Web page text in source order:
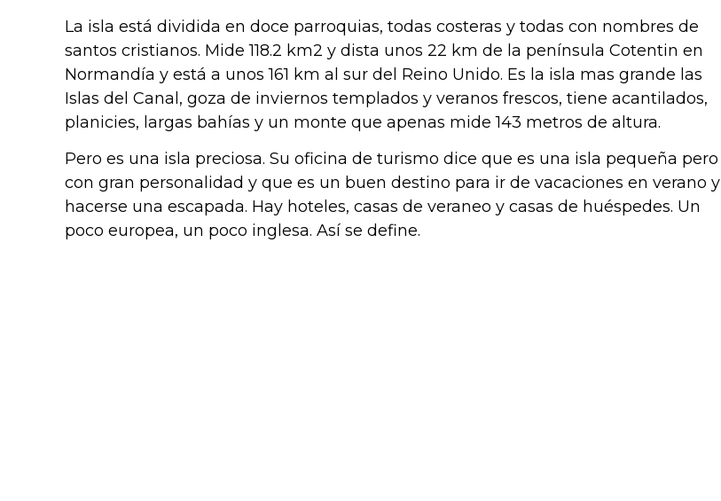
La isla está dividida en doce parroquias, todas costeras y todas con nombres de
santos cristianos. Mide 118.2 km2 y dista unos 22 km de la península Cotentin en
Normandía y está a unos 161 km al sur del Reino Unido. Es la isla mas grande las
Islas del Canal, goza de inviernos templados y veranos frescos, tiene acantilados,
planicies, largas bahías y un monte que apenas mide 143 metros de altura.
Pero es una isla preciosa. Su oficina de turismo dice que es una isla pequeña pero
con gran personalidad y que es un buen destino para ir de vacaciones en verano y
hacerse una escapada. Hay hoteles, casas de veraneo y casas de huéspedes. Un
poco europea, un poco inglesa. Así se define.